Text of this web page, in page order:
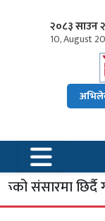
२०८३ साउन
10, August
संसारमा छिर्दै